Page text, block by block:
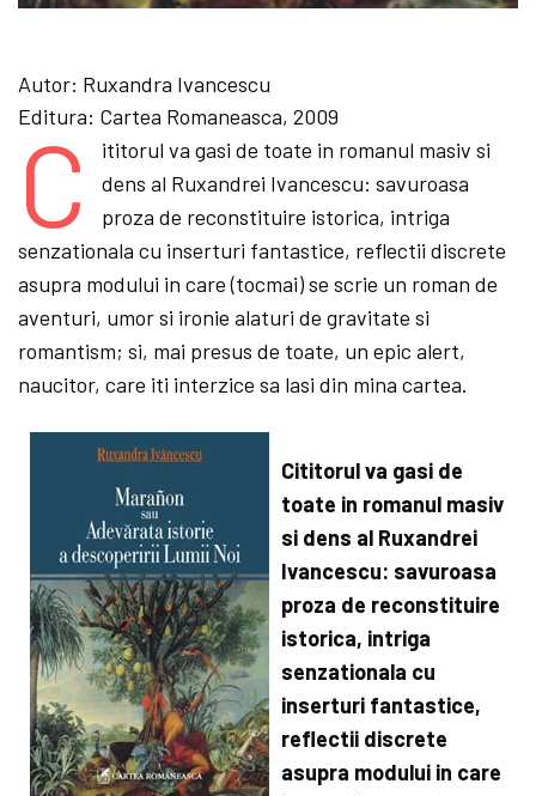
Autor: Ruxandra Ivancescu
Editura: Cartea Romaneasca, 2009
C
ititorul va gasi de toate in romanul masiv si
dens al Ruxandrei Ivancescu: savuroasa
proza de reconstituire istorica, intriga
senzationala cu inserturi fantastice, reflectii discrete
asupra modului in care (tocmai) se scrie un roman de
aventuri, umor si ironie alaturi de gravitate si
romantism; si, mai presus de toate, un epic alert,
naucitor, care iti interzice sa lasi din mina cartea.
Cititorul va gasi de
toate in romanul masiv
si dens al Ruxandrei
Ivancescu: savuroasa
proza de reconstituire
istorica, intriga
senzationala cu
inserturi fantastice,
reflectii discrete
asupra modului in care